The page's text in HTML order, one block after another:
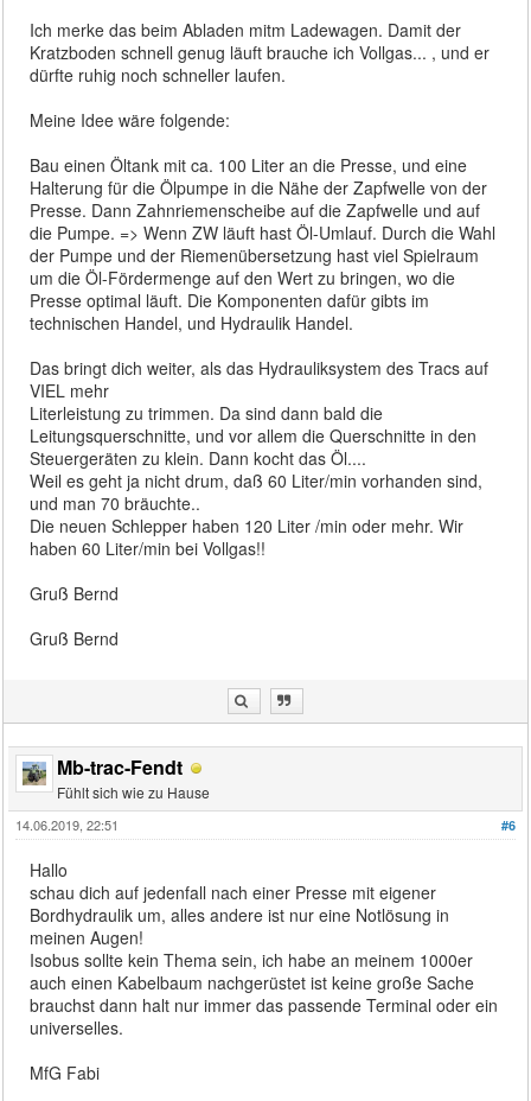
Ich merke das beim Abladen mitm Ladewagen. Damit der
Kratzboden schnell genug läuft brauche ich Vollgas... , und er
dürfte ruhig noch schneller laufen.
Meine Idee wäre folgende:
Bau einen Öltank mit ca. 100 Liter an die Presse, und eine
Halterung für die Ölpumpe in die Nähe der Zapfwelle von der
Presse. Dann Zahnriemenscheibe auf die Zapfwelle und auf
die Pumpe. => Wenn ZW läuft hast Öl-Umlauf. Durch die Wahl
der Pumpe und der Riemenübersetzung hast viel Spielraum
um die Öl-Fördermenge auf den Wert zu bringen, wo die
Presse optimal läuft. Die Komponenten dafür gibts im
technischen Handel, und Hydraulik Handel.
Das bringt dich weiter, als das Hydrauliksystem des Tracs auf
VIEL mehr
Literleistung zu trimmen. Da sind dann bald die
Leitungsquerschnitte, und vor allem die Querschnitte in den
Steuergeräten zu klein. Dann kocht das Öl....
Weil es geht ja nicht drum, daß 60 Liter/min vorhanden sind,
und man 70 bräuchte..
Die neuen Schlepper haben 120 Liter /min oder mehr. Wir
haben 60 Liter/min bei Vollgas!!
Gruß Bernd
Gruß Bernd
Mb-trac-Fendt
Fühlt sich wie zu Hause
#6
14.06.2019, 22:51
Hallo
schau dich auf jedenfall nach einer Presse mit eigener
Bordhydraulik um, alles andere ist nur eine Notlösung in
meinen Augen!
Isobus sollte kein Thema sein, ich habe an meinem 1000er
auch einen Kabelbaum nachgerüstet ist keine große Sache
brauchst dann halt nur immer das passende Terminal oder ein
universelles.
MfG Fabi